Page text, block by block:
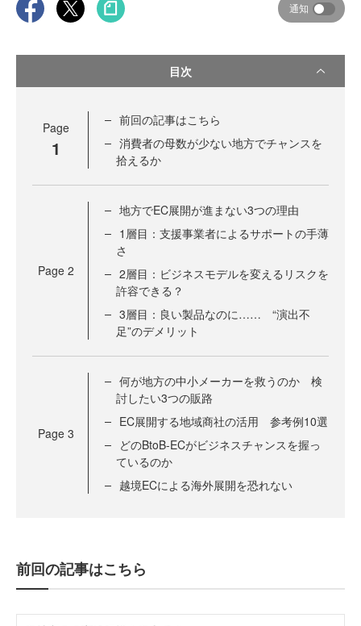
通知
目次
Page
1
前回の記事はこちら
消費者の母数が少ない地方でチャンスを
拾えるか
Page 2
地方でEC展開が進まない3つの理由
1層目：支援事業者によるサポートの手薄
さ
2層目：ビジネスモデルを変えるリスクを
許容できる？
3層目：良い製品なのに…… “演出不
足”のデメリット
Page 3
何が地方の中小メーカーを救うのか 検
討したい3つの販路
EC展開する地域商社の活用 参考例10選
どのBtoB-ECがビジネスチャンスを握っ
ているのか
越境ECによる海外展開を恐れない
前回の記事はこちら